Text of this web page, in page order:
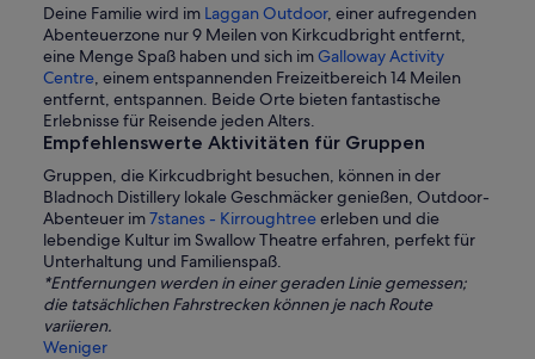
Deine Familie wird im Laggan Outdoor, einer aufregenden
Abenteuerzone nur 9 Meilen von Kirkcudbright entfernt,
eine Menge Spaß haben und sich imGalloway Activity
Centre, einem entspannenden Freizeitbereich 14 Meilen
entfernt, entspannen. Beide Orte bieten fantastische
Erlebnisse für Reisende jeden Alters.
Empfehlenswerte Aktivitäten für Gruppen
Gruppen, die Kirkcudbright besuchen, können in der
Bladnoch Distillery lokale Geschmäcker genießen, Outdoor-
Abenteuer im7stanes - Kirroughtreeerleben und die
lebendige Kultur im Swallow Theatre erfahren, perfekt für
Unterhaltung und Familienspaß.
*Entfernungen werden in einer geraden Linie gemessen;
die tatsächlichen Fahrstrecken können je nach Route
variieren.
Weniger